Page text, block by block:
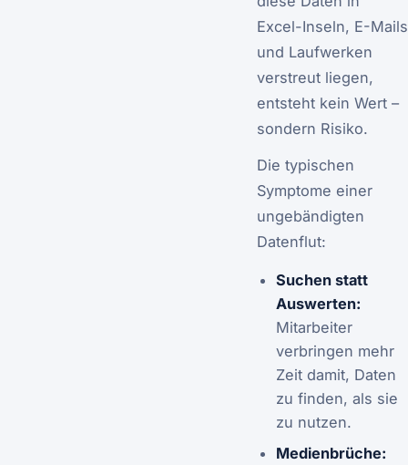
Excel-Inseln, E-Mails
und Laufwerken
verstreut liegen,
entsteht kein Wert –
sondern Risiko.
Die typischen
Symptome einer
ungebändigten
Datenflut:
Suchen statt
Auswerten:
Mitarbeiter
verbringen mehr
Zeit damit, Daten
zu finden, als sie
zu nutzen.
Medienbrüche: